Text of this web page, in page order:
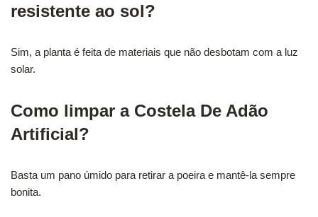
resistente ao sol?
Sim, a planta é feita de materiais que não desbotam com a luz
solar.
Como limpar a Costela De Adão
Artificial?
Basta um pano úmido para retirar a poeira e mantê-la sempre
bonita.